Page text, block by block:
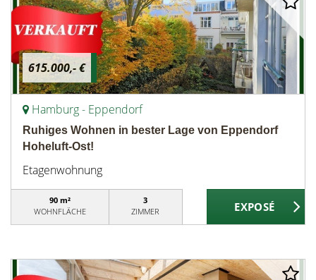
615.000,- €
Hamburg - Eppendorf
Ruhiges Wohnen in bester Lage von Eppendorf
Hoheluft-Ost!
Etagenwohnung
90 m²
WOHNFLÄCHE
3
ZIMMER